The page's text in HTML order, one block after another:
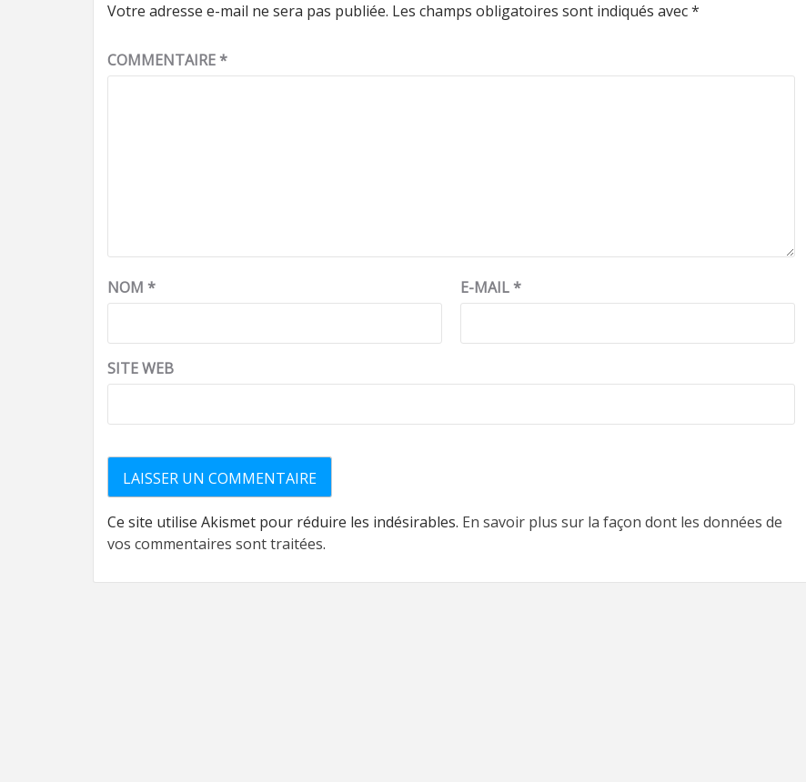
Votre adresse e-mail ne sera pas publiée. Les champs obligatoires sont indiqués avec*
COMMENTAIRE*
NOM * E-MAIL*
SITE WEB
Ce site utilise Akismet pour réduire les indésirables. En savoir plus sur la façon dont les données de
vos commentaires sont traitées.